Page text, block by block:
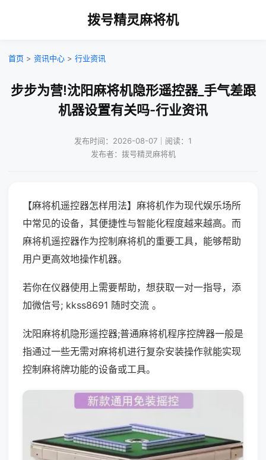
拨号精灵麻将机
首页 > 资讯中心 > 行业资讯
步步为营!沈阳麻将机隐形遥控器_手气差跟
机器设置有关吗-行业资讯
发布时间：2026-08-07｜阅读：1
发布者：拨号精灵麻将机
【麻将机遥控器怎样用法】麻将机作为现代娱乐场所
中常见的设备，其便捷性与智能化程度越来越高。而
麻将机遥控器作为控制麻将机的重要工具，能够帮助
用户更高效地操作机器。
若你在仪器使用上需要帮助，想获取一对一指导，添
加微信号; kkss8691 随时交流 。
沈阳麻将机隐形遥控器;普通麻将机程序控牌器一般是
指通过一些无需对麻将机进行复杂安装操作就能实现
控制麻将牌功能的设备或工具。